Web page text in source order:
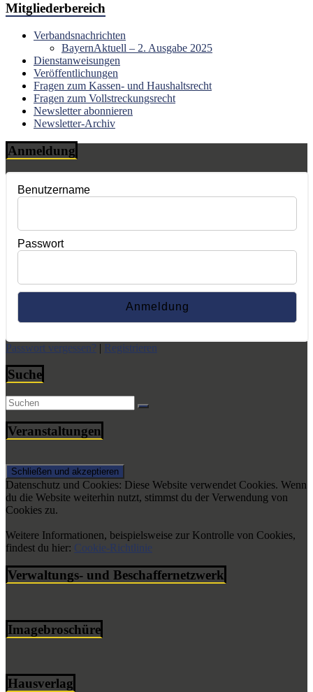
Mitgliederbereich
Verbandsnachrichten
BayernAktuell – 2. Ausgabe 2025
Dienstanweisungen
Veröffentlichungen
Fragen zum Kassen- und Haushaltsrecht
Fragen zum Vollstreckungsrecht
Newsletter abonnieren
Newsletter-Archiv
Anmeldung
Benutzername
Passwort
Passwort vergessen? | Registrieren
Suche
Veranstaltungen
Datenschutz und Cookies: Diese Website verwendet Cookies. Wenn
du die Website weiterhin nutzt, stimmst du der Verwendung von
Cookies zu.
Weitere Informationen, beispielsweise zur Kontrolle von Cookies,
findest du hier: Cookie-Richtlinie
Verwaltungs- und Beschaffernetzwerk
Imagebroschüre
Hausverlag